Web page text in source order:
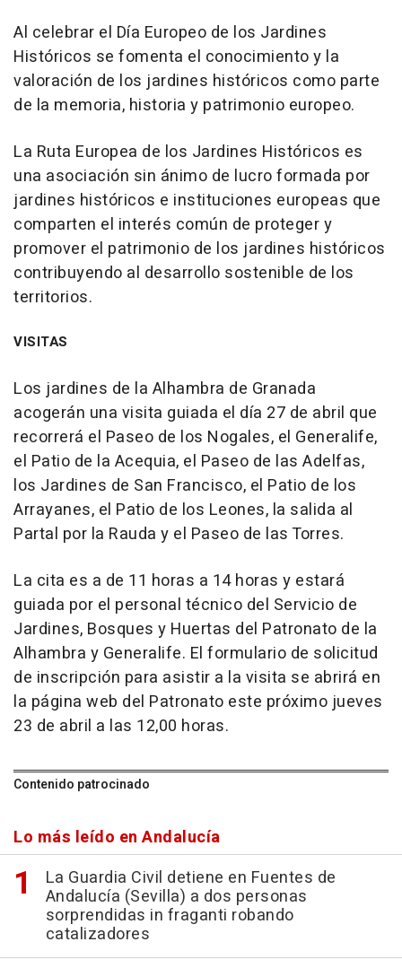
Al celebrar el Día Europeo de los Jardines
Históricos se fomenta el conocimiento y la
valoración de los jardines históricos como parte
de la memoria, historia y patrimonio europeo.
La Ruta Europea de los Jardines Históricos es
una asociación sin ánimo de lucro formada por
jardines históricos e instituciones europeas que
comparten el interés común de proteger y
promover el patrimonio de los jardines históricos
contribuyendo al desarrollo sostenible de los
territorios.
VISITAS
Los jardines de la Alhambra de Granada
acogerán una visita guiada el día 27 de abril que
recorrerá el Paseo de los Nogales, el Generalife,
el Patio de la Acequia, el Paseo de las Adelfas,
los Jardines de San Francisco, el Patio de los
Arrayanes, el Patio de los Leones, la salida al
Partal por la Rauda y el Paseo de las Torres.
La cita es a de 11 horas a 14 horas y estará
guiada por el personal técnico del Servicio de
Jardines, Bosques y Huertas del Patronato de la
Alhambra y Generalife. El formulario de solicitud
de inscripción para asistir a la visita se abrirá en
la página web del Patronato este próximo jueves
23 de abril a las 12,00 horas.
Contenido patrocinado
Lo más leído en Andalucía
La Guardia Civil detiene en Fuentes de
Andalucía (Sevilla) a dos personas
sorprendidas in fraganti robando
catalizadores